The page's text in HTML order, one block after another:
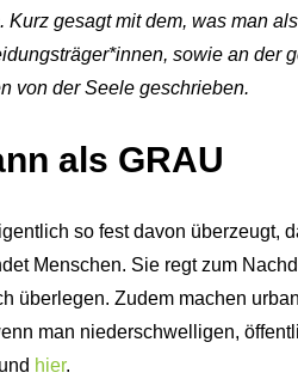
gesagt mit dem, was man
sowie an
von der Seele geschrieben.
als GRAU
so fest davon überzeugt,
Menschen. Sie regt zum
überlegen. Zudem machen
man niederschwelligen,
und hier.